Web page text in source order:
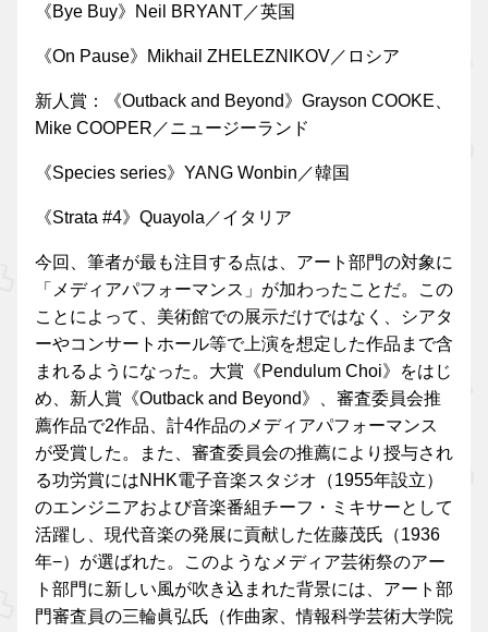
《Bye Buy》Neil BRYANT／英国
《On Pause》Mikhail ZHELEZNIKOV／ロシア
新人賞：《Outback and Beyond》Grayson COOKE、
Mike COOPER／ニュージーランド
《Species series》YANG Wonbin／韓国
《Strata #4》Quayola／イタリア
今回、筆者が最も注目する点は、アート部門の対象に
「メディアパフォーマンス」が加わったことだ。この
ことによって、美術館での展示だけではなく、シアタ
ーやコンサートホール等で上演を想定した作品まで含
まれるようになった。大賞《Pendulum Choi》をはじ
め、新人賞《Outback and Beyond》、審査委員会推
薦作品で2作品、計4作品のメディアパフォーマンス
が受賞した。また、審査委員会の推薦により授与され
る功労賞にはNHK電子音楽スタジオ（1955年設立）
のエンジニアおよび音楽番組チーフ・ミキサーとして
活躍し、現代音楽の発展に貢献した佐藤茂氏（1936
年−）が選ばれた。このようなメディア芸術祭のアー
ト部門に新しい風が吹き込まれた背景には、アート部
門審査員の三輪眞弘氏（作曲家、情報科学芸術大学院